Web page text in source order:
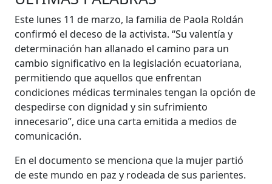
Este lunes 11 de marzo, la familia de Paola Roldán
confirmó el deceso de la activista. “Su valentía y
determinación han allanado el camino para un
cambio significativo en la legislación ecuatoriana,
permitiendo que aquellos que enfrentan
condiciones médicas terminales tengan la opción de
despedirse con dignidad y sin sufrimiento
innecesario”, dice una carta emitida a medios de
comunicación.
En el documento se menciona que la mujer partió
de este mundo en paz y rodeada de sus parientes.